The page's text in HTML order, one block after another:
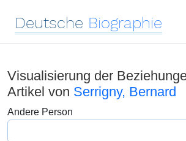
Deutsche Biographie
Visualisierung der
Artikel von Serrigny, Bernard
Andere Person